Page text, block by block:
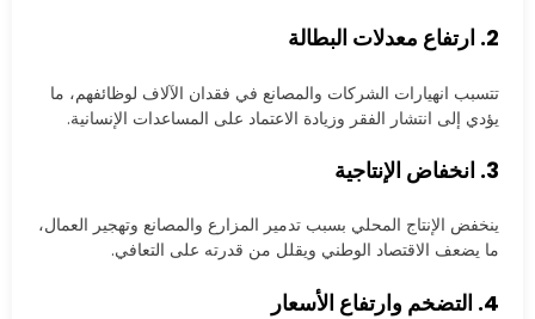
2. ارتفاع معدلات البطالة
تتسبب انهيارات الشركات والمصانع في فقدان الآلاف لوظائفهم، ما
يؤدي إلى انتشار الفقر وزيادة الاعتماد على المساعدات الإنسانية.
3. انخفاض الإنتاجية
ينخفض الإنتاج المحلي بسبب تدمير المزارع والمصانع وتهجير العمال،
ما يضعف الاقتصاد الوطني ويقلل من قدرته على التعافي.
4. التضخم وارتفاع الأسعار